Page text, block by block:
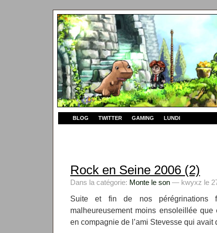
BLOG TWITTER GAMING LUNDI
Rock en Seine 2006 (2)
Dans la catégorie: Monte le son — kwyxz le
Suite et fin de nos pérégrinations
malheureusement moins ensoleillée
en compagnie de l’ami Stevesse qui